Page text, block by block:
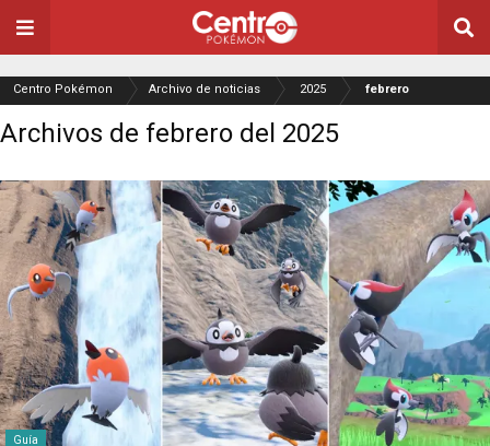
Centro Pokémon Archivo de noticias 2025 febrero
Archivos de febrero del 2025
Guía